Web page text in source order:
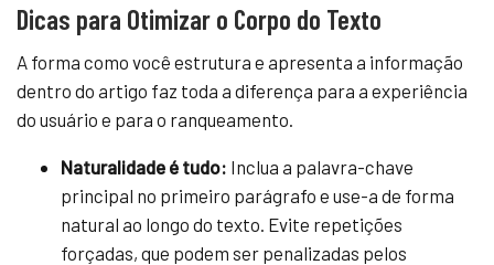
Dicas para Otimizar o Corpo do Texto
A forma como você estrutura e apresenta a informação
dentro do artigo faz toda a diferença para a experiência
do usuário e para o ranqueamento.
Naturalidade é tudo: Inclua a palavra-chave
principal no primeiro parágrafo e use-a de forma
natural ao longo do texto. Evite repetições
forçadas, que podem ser penalizadas pelos